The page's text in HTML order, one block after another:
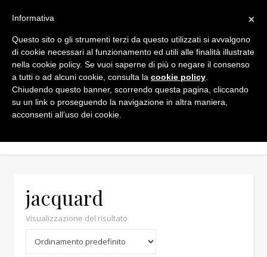
jacquard
Visualizzazione del risultato
×
Informativa
Questo sito o gli strumenti terzi da questo utilizzati si avvalgono
di cookie necessari al funzionamento ed utili alle finalità illustrate
nella cookie policy. Se vuoi saperne di più o negare il consenso
a tutti o ad alcuni cookie, consulta la cookie policy
Chiudendo questo banner, scorrendo questa pagina, cliccando
su un link o proseguendo la navigazione in altra maniera,
acconsenti all’uso dei cookie.